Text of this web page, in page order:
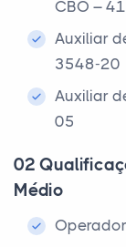
CBO –
Auxiliar
3548-20
Auxiliar
05
02
Médio